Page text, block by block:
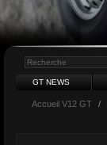
GT NEWS
Accueil V12 GT /